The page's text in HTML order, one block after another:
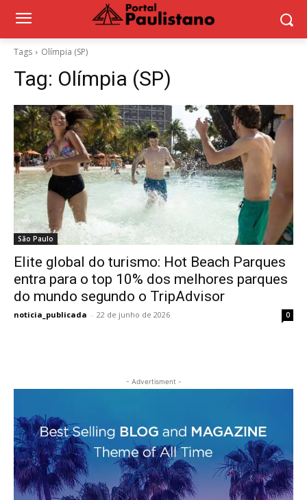
Tags Olímpia (SP)
Tag: Olímpia (SP)
São Paulo
Elite global do turismo: Hot Beach Parques
entra para o top 10% dos melhores parques
do mundo segundo o TripAdvisor
noticia_publicada - 22 de junho de 2026 0
- Advertisment -